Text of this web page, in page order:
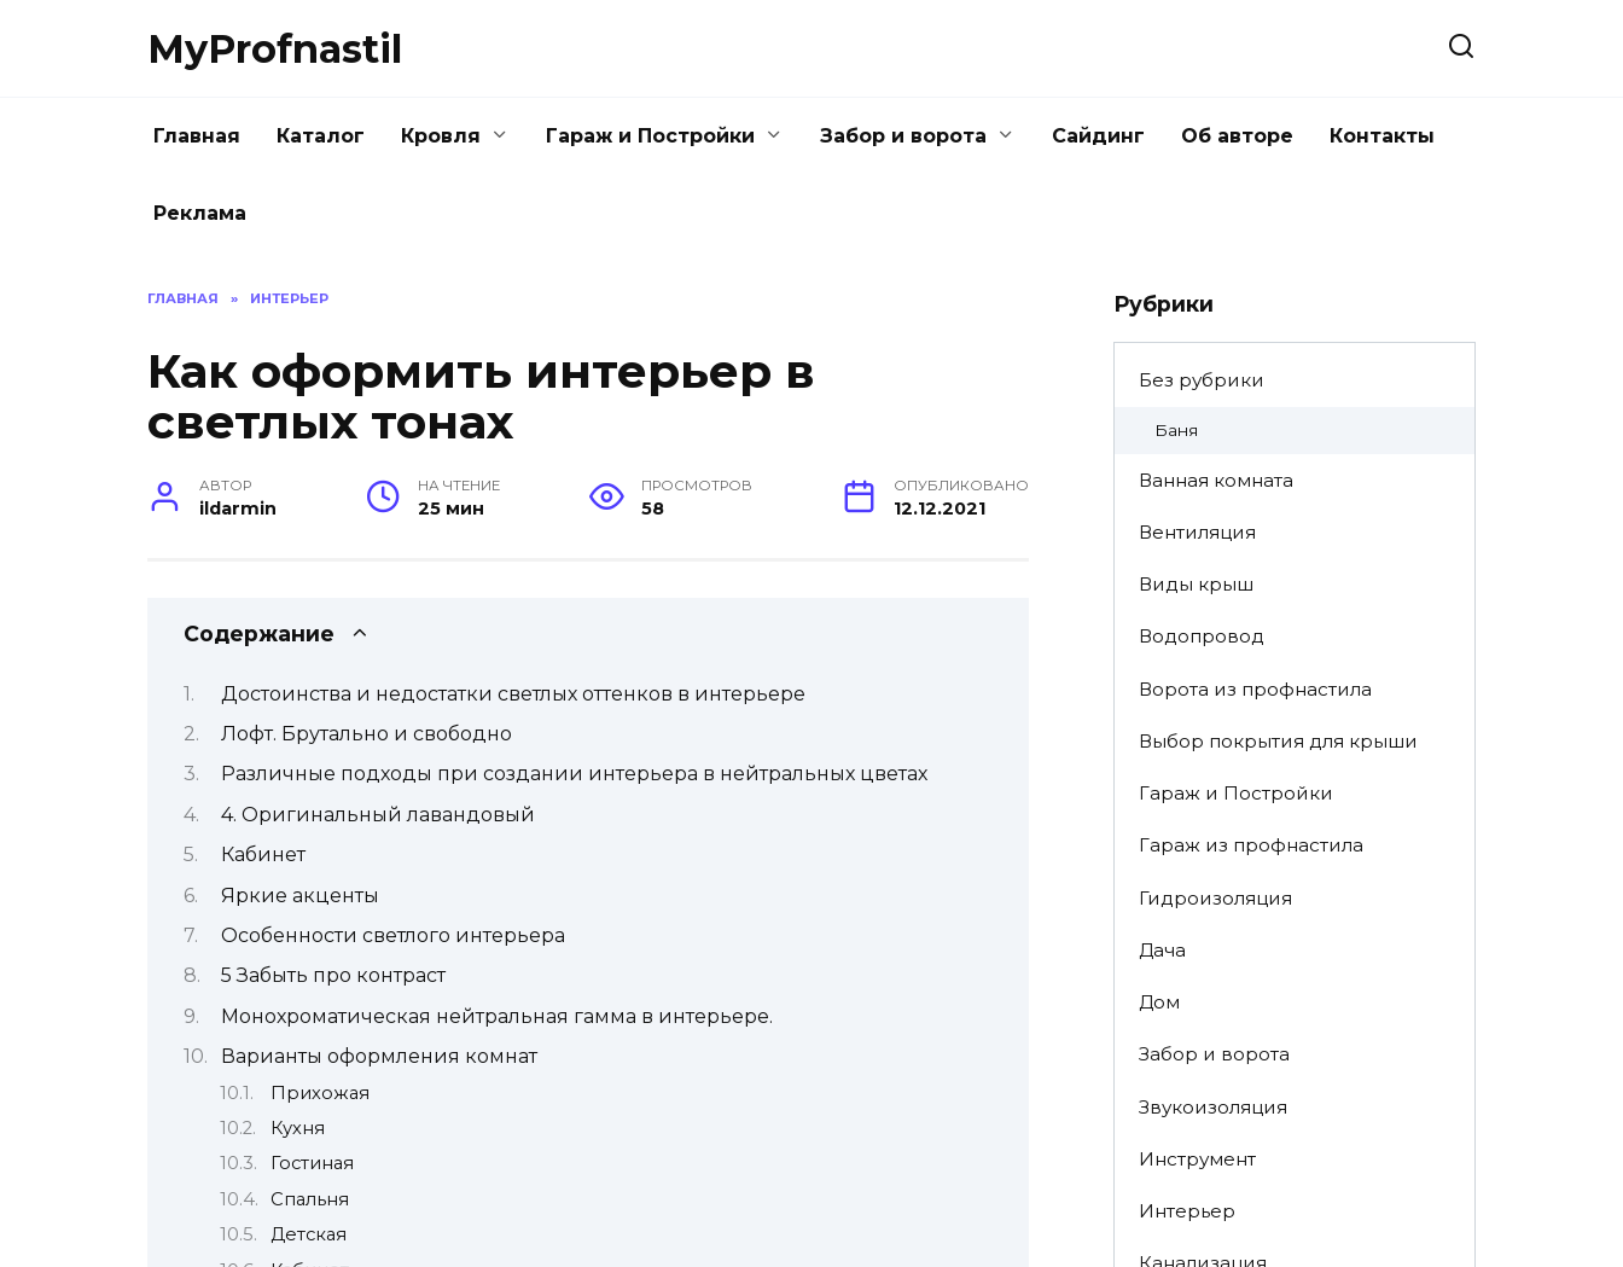
MyProfnastil
Главная Каталог Кровля Гараж и Постройки Забор и ворота Сайдинг Об авторе Контакты
Реклама
ГЛАВНАЯ » ИНТЕРЬЕР
Как оформить интерьер в
светлых тонах
АВТОР
ildarmin
НА ЧТЕНИЕ
25 мин
ПРОСМОТРОВ
58
ОПУБЛИКОВАНО
12.12.2021
Содержание
Достоинства и недостатки светлых оттенков в интерьере
Лофт. Брутально и свободно
Различные подходы при создании интерьера в нейтральных цветах
4. Оригинальный лавандовый
Кабинет
Яркие акценты
Особенности cветлого интерьера
5 Забыть про контраст
Монохроматическая нейтральная гамма в интерьере.
Варианты оформления комнат
Прихожая
Кухня
Гостиная
Спальня
Детская
Рубрики
Без рубрики
Баня
Ванная комната
Вентиляция
Виды крыш
Водопровод
Ворота из профнастила
Выбор покрытия для крыши
Гараж и Постройки
Гараж из профнастила
Гидроизоляция
Дача
Дом
Забор и ворота
Звукоизоляция
Инструмент
Интерьер